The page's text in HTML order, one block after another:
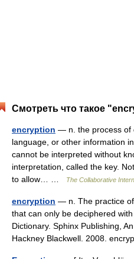
Смотреть что такое
encryption — n. the process of
language, or other information
cannot be interpreted without
interpretation, called the key.
to allow… …
The Collaborative
encryption — n. The practice
that can only be deciphered
Dictionary. Sphinx Publishing,
Hackney Blackwell. 2008.